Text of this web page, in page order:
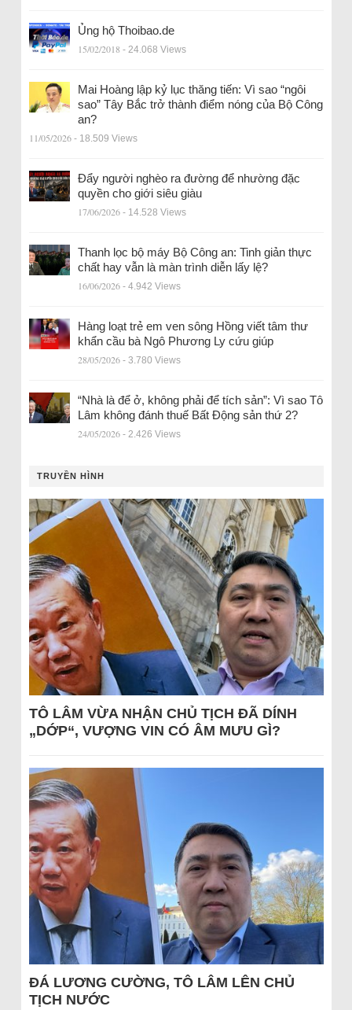
Ủng hộ Thoibao.de
15/02/2018 - 24.068 Views
Mai Hoàng lập kỷ lục thăng tiến: Vì sao “ngôi
sao” Tây Bắc trở thành điểm nóng của Bộ Công
an?
11/05/2026 - 18.509 Views
Đẩy người nghèo ra đường để nhường đặc
quyền cho giới siêu giàu
17/06/2026 - 14.528 Views
Thanh lọc bộ máy Bộ Công an: Tinh giản thực
chất hay vẫn là màn trình diễn lấy lệ?
16/06/2026 - 4.942 Views
Hàng loạt trẻ em ven sông Hồng viết tâm thư
khẩn cầu bà Ngô Phương Ly cứu giúp
28/05/2026 - 3.780 Views
“Nhà là để ở, không phải để tích sản”: Vì sao Tô
Lâm không đánh thuế Bất Động sản thứ 2?
24/05/2026 - 2.426 Views
TRUYỀN HÌNH
TÔ LÂM VỪA NHẬN CHỦ TỊCH ĐÃ DÍNH
„DỚP“, VƯỢNG VIN CÓ ÂM MƯU GÌ?
ĐÁ LƯƠNG CƯỜNG, TÔ LÂM LÊN CHỦ
TỊCH NƯỚC